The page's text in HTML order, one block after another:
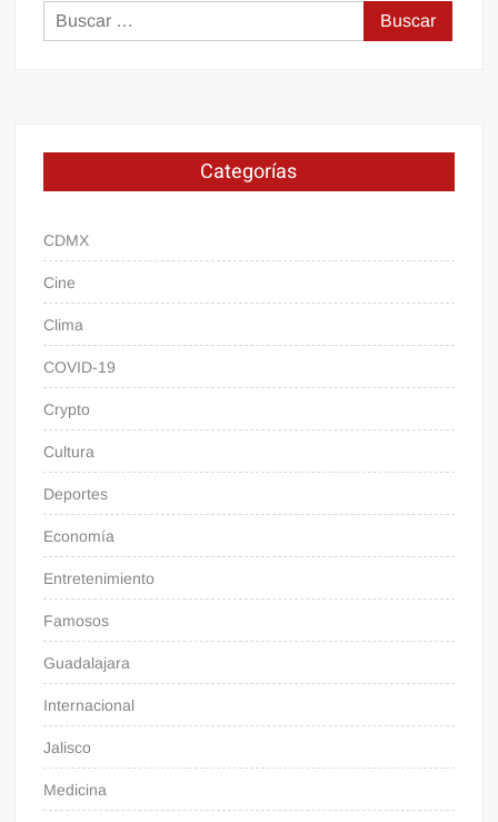
Buscar:
Categorías
CDMX
Cine
Clima
COVID-19
Crypto
Cultura
Deportes
Economía
Entretenimiento
Famosos
Guadalajara
Internacional
Jalisco
Medicina